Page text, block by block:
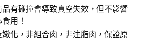
有碰撞會導致真空失效，但不影響
用！
化，非組合肉，非注脂肉，保證原